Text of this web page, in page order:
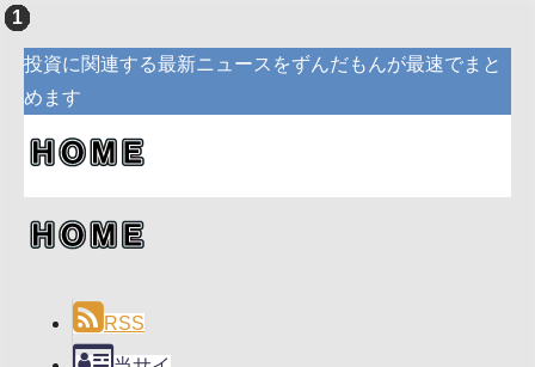
投資に関連する最新ニュースをずんだもんが最速でまと
めます
RSS